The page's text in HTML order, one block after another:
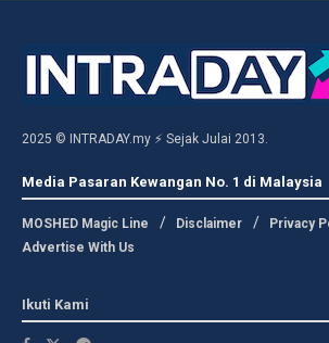
2025 © INTRADAY.my ⚡ Sejak Julai 2013.
Media Pasaran Kewangan No. 1 di Malaysia
MOSHED Magic Line Disclaimer
Privacy
Advertise With Us
Ikuti Kami